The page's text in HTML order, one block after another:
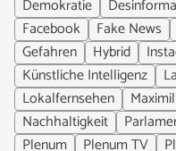
Demokratie
Facebook
Fake News
Gefahren
Hybrid
Künstliche Intelligenz
Lokalfernsehen
Nachhaltigkeit
Plenum
Plenum TV